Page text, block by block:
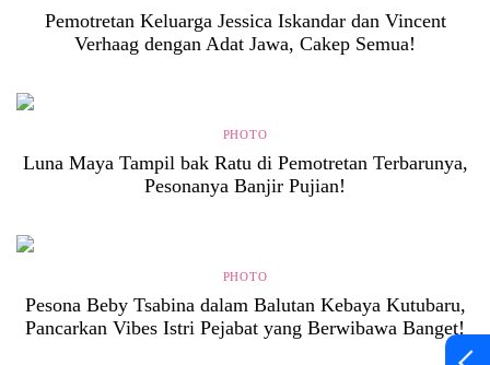
Pemotretan Keluarga Jessica Iskandar dan Vincent
Verhaag dengan Adat Jawa, Cakep Semua!
PHOTO
Luna Maya Tampil bak Ratu di Pemotretan Terbarunya,
Pesonanya Banjir Pujian!
PHOTO
Pesona Beby Tsabina dalam Balutan Kebaya Kutubaru,
Pancarkan Vibes Istri Pejabat yang Berwibawa Banget!